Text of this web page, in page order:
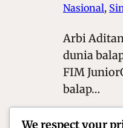
Nasional,
Arbi
dunia
FIM
balap…
We respect your